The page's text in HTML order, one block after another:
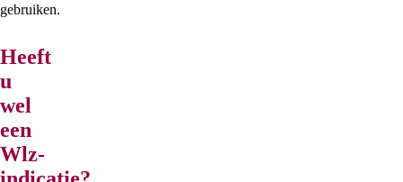
gebruiken.
Heeft
u
wel
een
Wlz-